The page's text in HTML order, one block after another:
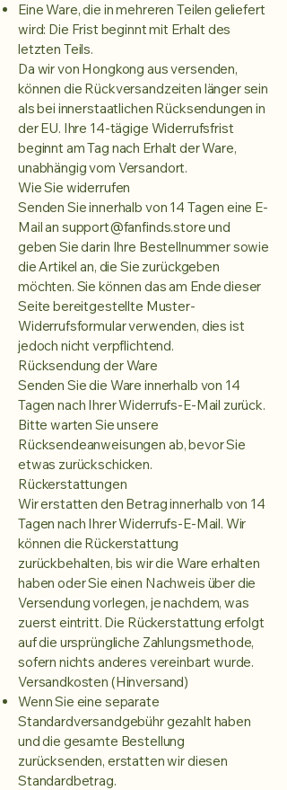
Eine Ware, die in mehreren Teilen geliefert
wird: Die Frist beginnt mit Erhalt des
letzten Teils.
Da wir von Hongkong aus versenden,
können die Rückversandzeiten länger sein
als bei innerstaatlichen Rücksendungen in
der EU. Ihre 14-tägige Widerrufsfrist
beginnt am Tag nach Erhalt der Ware,
unabhängig vom Versandort.
Wie Sie widerrufen
Senden Sie innerhalb von 14 Tagen eine E-
Mail an support@fanfinds.storeund
geben Sie darin Ihre Bestellnummer sowie
die Artikel an, die Sie zurückgeben
möchten. Sie können das am Ende dieser
Seite bereitgestellte Muster-
Widerrufsformular verwenden, dies ist
jedoch nicht verpflichtend.
Rücksendung der Ware
Senden Sie die Ware innerhalb von 14
Tagen nach Ihrer Widerrufs-E-Mail zurück.
Bitte warten Sie unsere
Rücksendeanweisungen ab, bevor Sie
etwas zurückschicken.
Rückerstattungen
Wir erstatten den Betrag innerhalb von 14
Tagen nach Ihrer Widerrufs-E-Mail. Wir
können die Rückerstattung
zurückbehalten, bis wir die Ware erhalten
haben oder Sie einen Nachweis über die
Versendung vorlegen, je nachdem, was
zuerst eintritt. Die Rückerstattung erfolgt
auf die ursprüngliche Zahlungsmethode,
sofern nichts anderes vereinbart wurde.
Versandkosten (Hinversand)
Wenn Sie eine separate
Standardversandgebühr gezahlt haben
und die gesamte Bestellung
zurücksenden, erstatten wir diesen
Standardbetrag.